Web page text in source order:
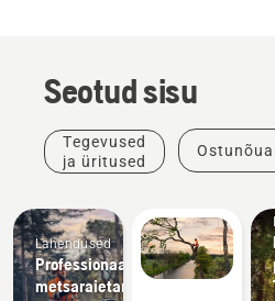
Seotud sisu
Tegevused
ja üritused
Lahendused
Professionaalsed
metsaraietarvikud